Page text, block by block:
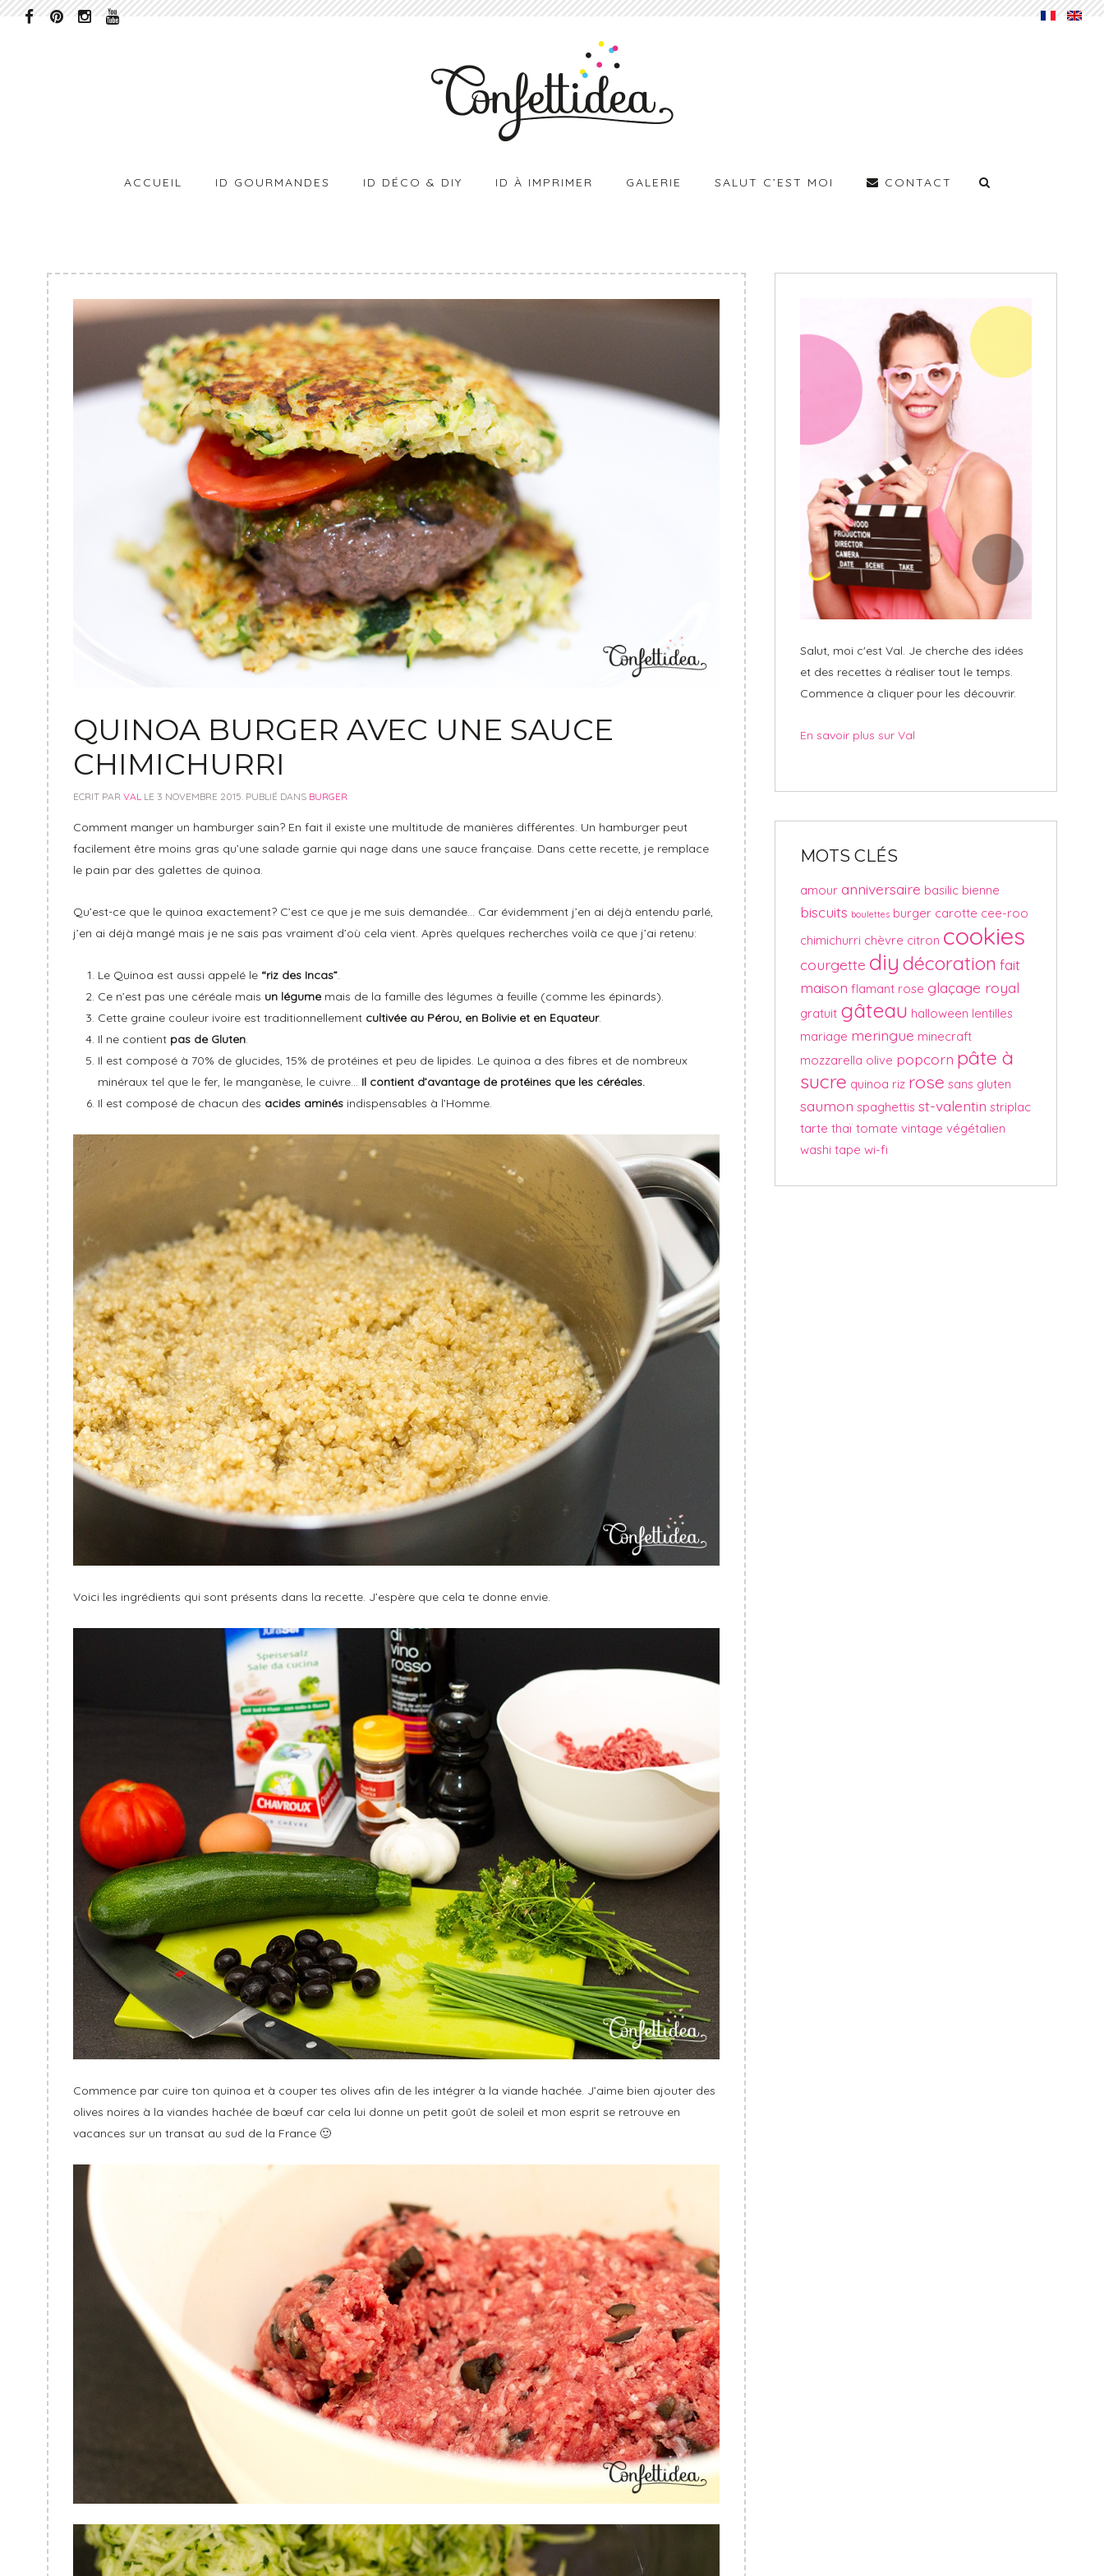
ACCUEIL ID GOURMANDES ID DÉCO & DIY ID À IMPRIMER GALERIE SALUT C’EST MOI CONTACT
QUINOA BURGER AVEC UNE SAUCE
CHIMICHURRI
ECRIT PAR VAL LE 3 NOVEMBRE 2015. PUBLIÉ DANS BURGER
Comment manger un hamburger sain? En fait il existe une multitude de manières différentes. Un hamburger peut
facilement être moins gras qu’une salade garnie qui nage dans une sauce française. Dans cette recette, je remplace
le pain par des galettes de quinoa.
Qu’est-ce que le quinoa exactement? C’est ce que je me suis demandée… Car évidemment j’en ai déjà entendu parlé,
j’en ai déjà mangé mais je ne sais pas vraiment d’où cela vient. Après quelques recherches voilà ce que j’ai retenu:
Le Quinoa est aussi appelé le “riz des Incas”.
Ce n’est pas une céréale mais un légume mais de la famille des légumes à feuille (comme les épinards).
Cette graine couleur ivoire est traditionnellement cultivée au Pérou, en Bolivie et en Equateur.
Il ne contient pas de Gluten.
Il est composé à 70% de glucides, 15% de protéines et peu de lipides. Le quinoa a des fibres et de nombreux
minéraux tel que le fer, le manganèse, le cuivre… Il contient d’avantage de protéines que les céréales.
Il est composé de chacun des acides aminés indispensables à l’Homme.
Voici les ingrédients qui sont présents dans la recette. J’espère que cela te donne envie.
Commence par cuire ton quinoa et à couper tes olives afin de les intégrer à la viande hachée. J’aime bien ajouter des
olives noires à la viandes hachée de bœuf car cela lui donne un petit goût de soleil et mon esprit se retrouve en
vacances sur un transat au sud de la France 🙂
Salut, moi c'est Val. Je cherche des idées
et des recettes à réaliser tout le temps.
Commence à cliquer pour les découvrir.
En savoir plus sur Val
MOTS CLÉS
amour anniversaire basilic bienne
biscuits boulettes burger carotte cee-roo
chimichurri chèvre citron cookies
courgette diy décoration fait
maison flamant rose glaçage royal
gratuit gâteau halloween lentilles
mariage meringue minecraft
mozzarella olive popcorn pâte à
sucre quinoa riz rose sans gluten
saumon spaghettis st-valentin striplac
tarte thaï tomate vintage végétalien
washi tape wi-fi